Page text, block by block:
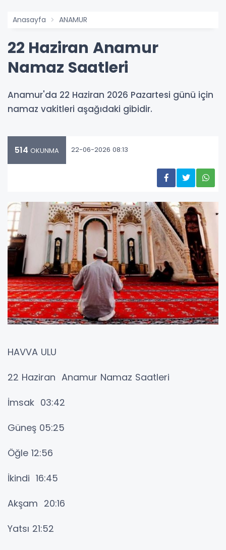
Anasayfa ANAMUR
22 Haziran Anamur
Namaz Saatleri
Anamur'da 22 Haziran 2026 Pazartesi günü için
namaz vakitleri aşağıdaki gibidir.
514 OKUNMA 22-06-2026 08:13
HAVVA ULU
22 Haziran Anamur Namaz Saatleri
İmsak 03:42
Güneş 05:25
Öğle 12:56
İkindi 16:45
Akşam 20:16
Yatsı 21:52